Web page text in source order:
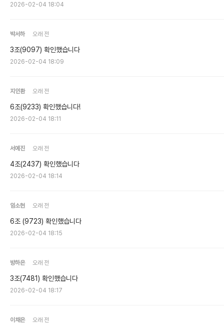
2026-02-04 18:04
박서하 오래 전
3조(9097) 확인했습니다
2026-02-04 18:09
지인환 오래 전
6조(9233) 확인했습니다!
2026-02-04 18:11
서예진 오래 전
4조(2437) 확인했습니다
2026-02-04 18:14
임소현 오래 전
6조 (9723) 확인했습니다
2026-02-04 18:15
방하은 오래 전
3조(7481) 확인했습니다
2026-02-04 18:17
이채은 오래 전